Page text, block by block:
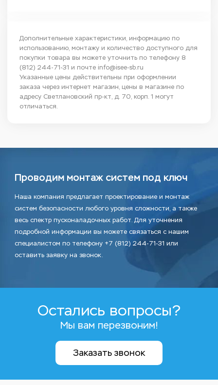
Дополнительные характеристики, информацию по
использованию, монтажу и количество доступного для
покупки товара вы можете уточнить по телефону 8
(812) 244-71-31 и почте info@isee-sb.ru
Указанные цены действительны при оформлении
заказа через интернет магазин, цены в магазине по
адресу Светлановский пр-кт, д. 70, корп. 1 могут
отличаться.
Проводим монтаж систем под ключ
Наша компания предлагает проектирование и монтаж
систем безопасности любого уровня сложности, а также
весь спектр пусконаладочных работ. Для уточнения
подробной информации вы можете связаться с нашим
специалистом по телефону +7 (812) 244-71-31 или
оставить заявку на звонок.
Остались вопросы?
Мы вам перезвоним!
Заказать звонок